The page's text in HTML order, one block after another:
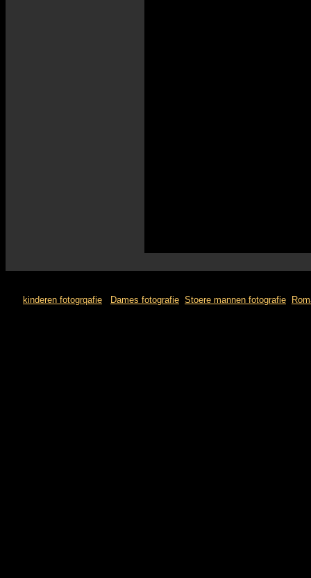
kinderen fotogrqafie Dames fotografie Stoere mannen fotografie